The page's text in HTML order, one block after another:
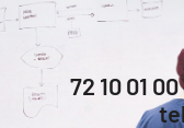
72 10 01